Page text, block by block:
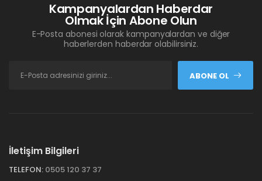
Kampanyalardan Haberdar
Olmak İçin Abone Olun
E-Posta abonesi olarak kampanyalardan ve diğer
haberlerden haberdar olabilirsiniz.
ABONE OL
İletişim Bilgileri
TELEFON: 0505 120 37 37